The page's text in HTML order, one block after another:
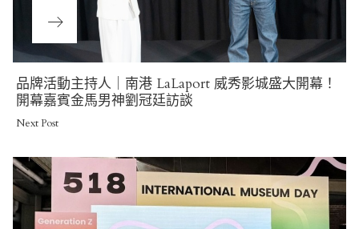
Next
Post
品牌活動主持人｜南港 LaLaport 威秀影城盛大開幕！
開幕嘉賓金馬男神劉冠廷訪談
Next Post